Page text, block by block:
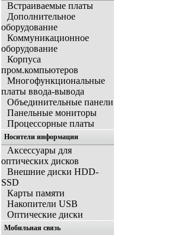
Встраиваемые платы
Дополнительное
оборудование
Коммуникационное
оборудование
Корпуса
пром.компьютеров
Многофункциональные
платы ввода-вывода
Объединительные панели
Панельные мониторы
Процессорные платы
Носители информации
Аксессуары для
оптических дисков
Внешние диски HDD-
SSD
Карты памяти
Накопители USB
Оптические диски
Мобильная связь